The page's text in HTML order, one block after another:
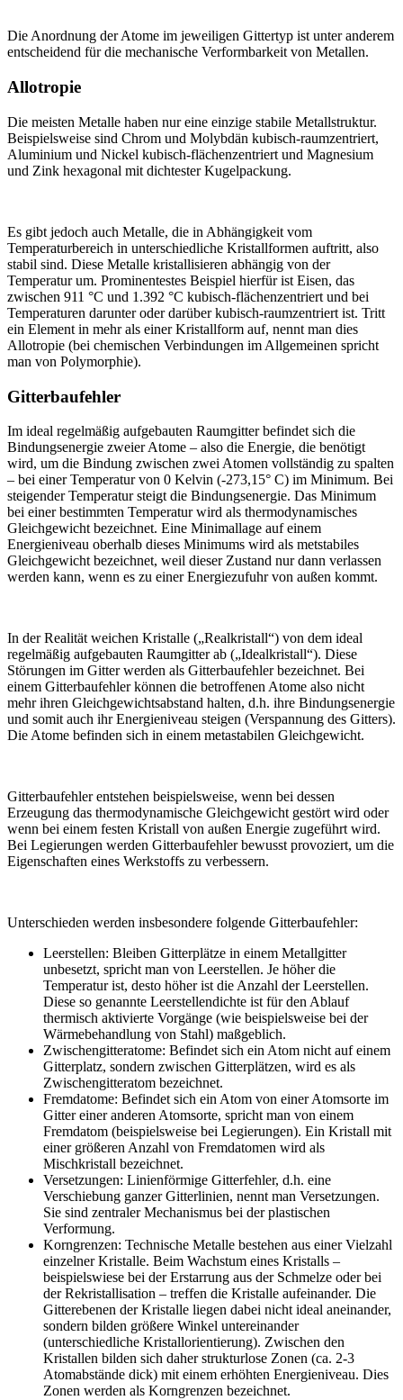
Die Anordnung der Atome im jeweiligen Gittertyp ist unter anderem
entscheidend für die mechanische Verformbarkeit von Metallen.
Allotropie
Die meisten Metalle haben nur eine einzige stabile Metallstruktur.
Beispielsweise sind Chrom und Molybdän kubisch-raumzentriert,
Aluminium und Nickel kubisch-flächenzentriert und Magnesium
und Zink hexagonal mit dichtester Kugelpackung.
Es gibt jedoch auch Metalle, die in Abhängigkeit vom
Temperaturbereich in unterschiedliche Kristallformen auftritt, also
stabil sind. Diese Metalle kristallisieren abhängig von der
Temperatur um. Prominentestes Beispiel hierfür ist Eisen, das
zwischen 911 °C und 1.392 °C kubisch-flächenzentriert und bei
Temperaturen darunter oder darüber kubisch-raumzentriert ist. Tritt
ein Element in mehr als einer Kristallform auf, nennt man dies
Allotropie (bei chemischen Verbindungen im Allgemeinen spricht
man von Polymorphie).
Gitterbaufehler
Im ideal regelmäßig aufgebauten Raumgitter befindet sich die
Bindungsenergie zweier Atome – also die Energie, die benötigt
wird, um die Bindung zwischen zwei Atomen vollständig zu spalten
– bei einer Temperatur von 0 Kelvin (-273,15° C) im Minimum. Bei
steigender Temperatur steigt die Bindungsenergie. Das Minimum
bei einer bestimmten Temperatur wird als thermodynamisches
Gleichgewicht bezeichnet. Eine Minimallage auf einem
Energieniveau oberhalb dieses Minimums wird als metstabiles
Gleichgewicht bezeichnet, weil dieser Zustand nur dann verlassen
werden kann, wenn es zu einer Energiezufuhr von außen kommt.
In der Realität weichen Kristalle („Realkristall“) von dem ideal
regelmäßig aufgebauten Raumgitter ab („Idealkristall“). Diese
Störungen im Gitter werden als Gitterbaufehler bezeichnet. Bei
einem Gitterbaufehler können die betroffenen Atome also nicht
mehr ihren Gleichgewichtsabstand halten, d.h. ihre Bindungsenergie
und somit auch ihr Energieniveau steigen (Verspannung des Gitters).
Die Atome befinden sich in einem metastabilen Gleichgewicht.
Gitterbaufehler entstehen beispielsweise, wenn bei dessen
Erzeugung das thermodynamische Gleichgewicht gestört wird oder
wenn bei einem festen Kristall von außen Energie zugeführt wird.
Bei Legierungen werden Gitterbaufehler bewusst provoziert, um die
Eigenschaften eines Werkstoffs zu verbessern.
Unterschieden werden insbesondere folgende Gitterbaufehler:
Leerstellen: Bleiben Gitterplätze in einem Metallgitter
unbesetzt, spricht man von Leerstellen. Je höher die
Temperatur ist, desto höher ist die Anzahl der Leerstellen.
Diese so genannte Leerstellendichte ist für den Ablauf
thermisch aktivierte Vorgänge (wie beispielsweise bei der
Wärmebehandlung von Stahl) maßgeblich.
Zwischengitteratome: Befindet sich ein Atom nicht auf einem
Gitterplatz, sondern zwischen Gitterplätzen, wird es als
Zwischengitteratom bezeichnet.
Fremdatome: Befindet sich ein Atom von einer Atomsorte im
Gitter einer anderen Atomsorte, spricht man von einem
Fremdatom (beispielsweise bei Legierungen). Ein Kristall mit
einer größeren Anzahl von Fremdatomen wird als
Mischkristall bezeichnet.
Versetzungen: Linienförmige Gitterfehler, d.h. eine
Verschiebung ganzer Gitterlinien, nennt man Versetzungen.
Sie sind zentraler Mechanismus bei der plastischen
Verformung.
Korngrenzen: Technische Metalle bestehen aus einer Vielzahl
einzelner Kristalle. Beim Wachstum eines Kristalls –
beispielswiese bei der Erstarrung aus der Schmelze oder bei
der Rekristallisation – treffen die Kristalle aufeinander. Die
Gitterebenen der Kristalle liegen dabei nicht ideal aneinander,
sondern bilden größere Winkel untereinander
(unterschiedliche Kristallorientierung). Zwischen den
Kristallen bilden sich daher strukturlose Zonen (ca. 2-3
Atomabstände dick) mit einem erhöhten Energieniveau. Dies
Zonen werden als Korngrenzen bezeichnet.